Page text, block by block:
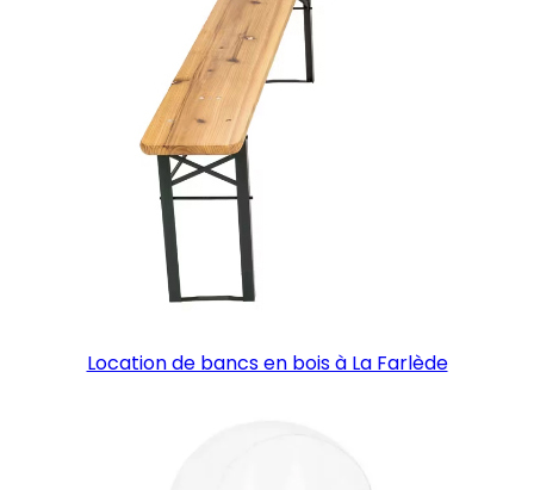
Location de bancs en bois à La Farlède